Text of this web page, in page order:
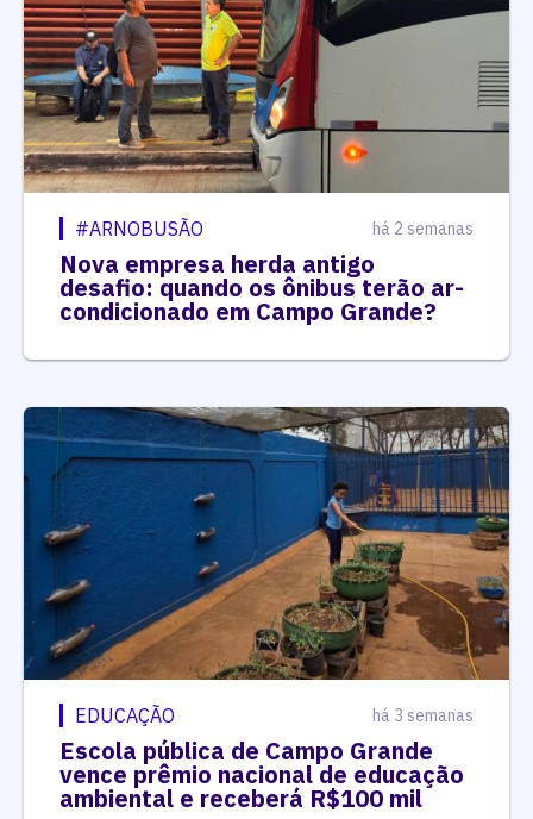
#ARNOBUSÃO há 2 semanas
Nova empresa herda antigo
desafio: quando os ônibus terão ar-
condicionado em Campo Grande?
EDUCAÇÃO há 3 semanas
Escola pública de Campo Grande
vence prêmio nacional de educação
ambiental e receberá R$100 mil